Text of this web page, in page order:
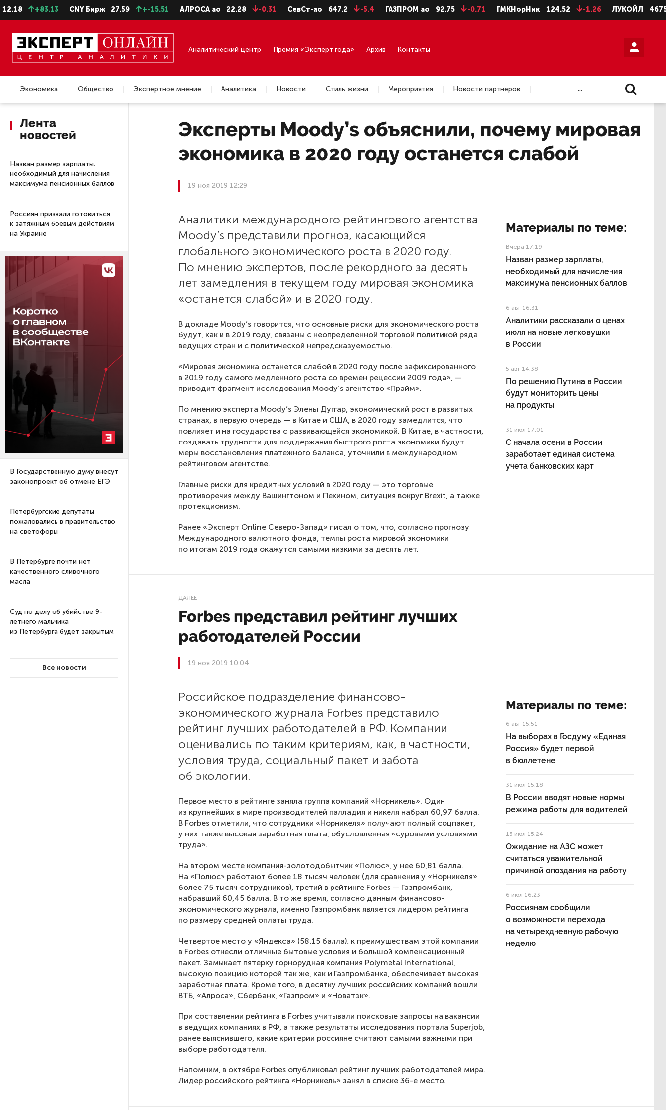
+83.13 CNY Бирж 27.59 +-15.51 АЛРОСА ао 22.28 -0.31 СевСт-ао 647.2 -5.4 ГАЗПРОМ ао 92.75 -0.71 ГМКНорНик 124.52 -1.26 ЛУКОЙЛ 4675.5
Аналитический центр Премия «Эксперт года» Архив Контакты
Экономика Общество Экспертное мнение Аналитика Новости Стиль жизни Мероприятия
Новости партнеров
Недвижимость
...
Лента
новостей
Назван размер зарплаты,
необходимый для начисления
максимума пенсионных баллов
Россиян призвали готовиться
к затяжным боевым действиям
на Украине
В Государственную думу внесут
законопроект об отмене ЕГЭ
Петербургские депутаты
пожаловались в правительство
на светофоры
В Петербурге почти нет
качественного сливочного
масла
Суд по делу об убийстве 9-
летнего мальчика
из Петербурга будет закрытым
Ленобласти приняли более
Все новости
Эксперты Moody’s объяснили, почему мировая
экономика в 2020 году останется слабой
19 ноя 2019 12:29
Аналитики международного рейтингового агентства
Moody’s представили прогноз, касающийся
глобального экономического роста в 2020 году.
По мнению экспертов, после рекордного за десять
лет замедления в текущем году мировая экономика
«останется слабой» и в 2020 году.
В докладе Moody’s говорится, что основные риски для экономического роста
будут, как и в 2019 году, связаны с неопределенной торговой политикой ряда
ведущих стран и с политической непредсказуемостью.
«Мировая экономика останется слабой в 2020 году после зафиксированного
в 2019 году самого медленного роста со времен рецессии 2009 года», —
приводит фрагмент исследования Moody’s агентство «Прайм».
По мнению эксперта Moody’s Элены Дуггар, экономический рост в развитых
странах, в первую очередь — в Китае и США, в 2020 году замедлится, что
повлияет и на государства с развивающейся экономикой. В Китае, в частности,
создавать трудности для поддержания быстрого роста экономики будут
меры восстановления платежного баланса, уточнили в международном
рейтинговом агентстве.
Главные риски для кредитных условий в 2020 году — это торговые
противоречия между Вашингтоном и Пекином, ситуация вокруг Brexit, а также
протекционизм.
Ранее «Эксперт Online Северо-Запад» писал о том, что, согласно прогнозу
Международного валютного фонда, темпы роста мировой экономики
по итогам 2019 года окажутся самыми низкими за десять лет.
Материалы по теме:
Вчера 17:19
Назван размер зарплаты,
необходимый для начисления
максимума пенсионных баллов
6 авг 16:31
Аналитики рассказали о ценах
июля на новые легковушки
в России
5 авг 14:38
По решению Путина в России
будут мониторить цены
на продукты
31 июл 17:01
С начала осени в России
заработает единая система
учета банковских карт
ДАЛЕЕ
Forbes представил рейтинг лучших
работодателей России
19 ноя 2019 10:04
Российское подразделение финансово-
экономического журнала Forbes представило
рейтинг лучших работодателей в РФ. Компании
оценивались по таким критериям, как, в частности,
условия труда, социальный пакет и забота
об экологии.
Первое место в рейтинге заняла группа компаний «Норникель». Один
из крупнейших в мире производителей палладия и никеля набрал 60,97 балла.
В Forbes отметили, что сотрудники «Норникеля» получают полный соцпакет,
у них также высокая заработная плата, обусловленная «суровыми условиями
труда».
На втором месте компания-золотодобытчик «Полюс», у нее 60,81 балла.
На «Полюс» работают более 18 тысяч человек (для сравнения у «Норникеля»
более 75 тысяч сотрудников), третий в рейтинге Forbes — Газпромбанк,
набравший 60,45 балла. В то же время, согласно данным финансово-
экономического журнала, именно Газпромбанк является лидером рейтинга
по размеру средней оплаты труда.
Четвертое место у «Яндекса» (58,15 балла), к преимуществам этой компании
в Forbes отнесли отличные бытовые условия и большой компенсационный
пакет. Замыкает пятерку горнорудная компания Polymetal International,
высокую позицию которой так же, как и Газпромбанка, обеспечивает высокая
заработная плата. Кроме того, в десятку лучших российских компаний вошли
ВТБ, «Алроса», Сбербанк, «Газпром» и «Новатэк».
При составлении рейтинга в Forbes учитывали поисковые запросы на вакансии
в ведущих компаниях в РФ, а также результаты исследования портала Superjob,
ранее выяснившего, какие критерии россияне считают самыми важными при
выборе работодателя.
Напомним, в октябре Forbes опубликовал рейтинг лучших работодателей мира.
Лидер российского рейтинга «Норникель» занял в списке 36-е место.
Материалы по теме:
6 авг 15:51
На выборах в Госдуму «Единая
Россия» будет первой
в бюллетене
31 июл 15:18
В России вводят новые нормы
режима работы для водителей
13 июл 15:24
Ожидание на АЗС может
считаться уважительной
причиной опоздания на работу
6 июл 16:23
Россиянам сообщили
о возможности перехода
на четырехдневную рабочую
неделю